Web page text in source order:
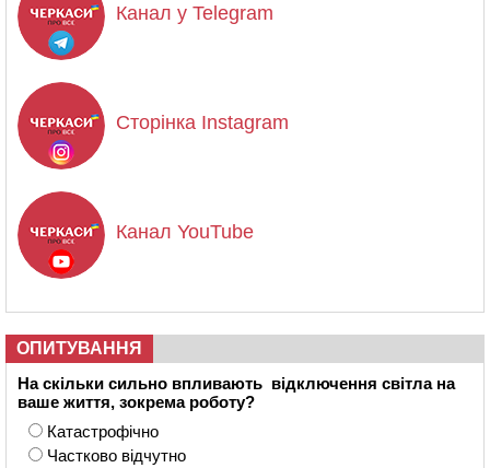
Канал у Telegram
Сторінка Instagram
Канал YouTube
ОПИТУВАННЯ
На скільки сильно впливають відключення світла на
ваше життя, зокрема роботу?
Катастрофічно
Частково відчутно